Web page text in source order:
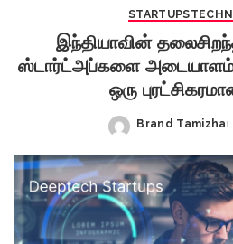
STARTUPS
இந்தியாவின்
ஸ்டார்ட்அப்களை அடையாளம்
ஒரு
Posted
Brand Tamizha